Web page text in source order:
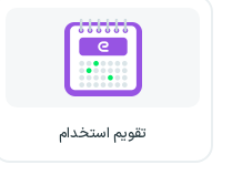
تقویم استخدام